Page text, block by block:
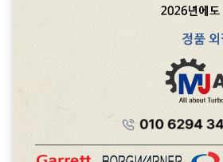
중국